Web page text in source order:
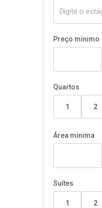
Preço mínimo
Quartos
1 2
Área mínima
Suítes
1 2